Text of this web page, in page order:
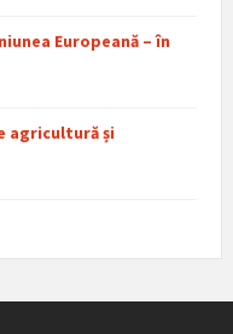
Europeană – în
agricultură și